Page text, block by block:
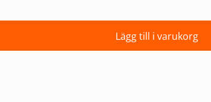
Lägg till i varukorg